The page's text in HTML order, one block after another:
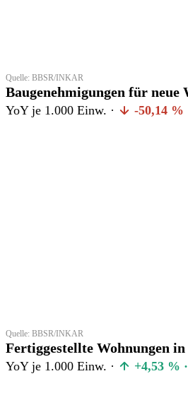
Quelle: BBSR/INKAR
Baugenehmigungen für neue
YoY je 1.000 Einw. · -50,14 %
Quelle: BBSR/INKAR
Fertiggestellte Wohnungen in
YoY je 1.000 Einw. · +4,53 %